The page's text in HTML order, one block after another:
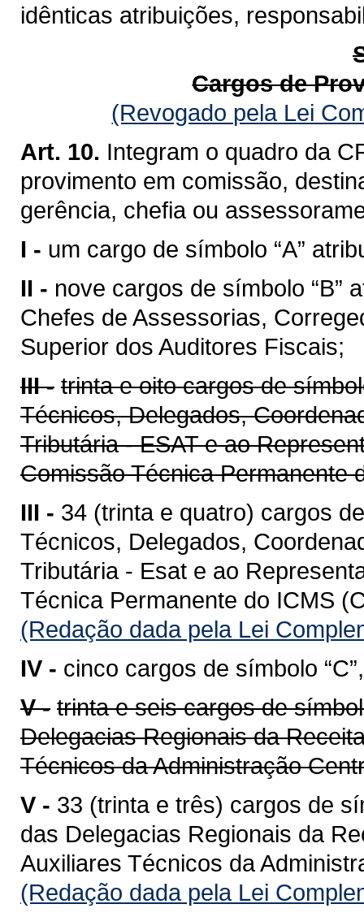
idênticas atribuições,
Cargos de
(Revogado pela Lei
Art. 10. Integram o quadro da
provimento em comissão,
gerência, chefia ou
I - um cargo de símbolo “A”
II - nove cargos de símbolo “B”
Chefes de Assessorias,
Superior dos Auditores Fiscais;
III - trinta e oito cargos de
Técnicos, Delegados,
Tributária - ESAT e ao
Comissão Técnica Permanente
III - 34 (trinta e quatro) cargos
Técnicos, Delegados,
Tributária - Esat e ao
Técnica Permanente do ICMS
(Redação dada pela Lei
IV - cinco cargos de símbolo
V - trinta e seis cargos de
Delegacias Regionais da
Técnicos da Administração
V - 33 (trinta e três) cargos de
das Delegacias Regionais da
Auxiliares Técnicos da
(Redação dada pela Lei